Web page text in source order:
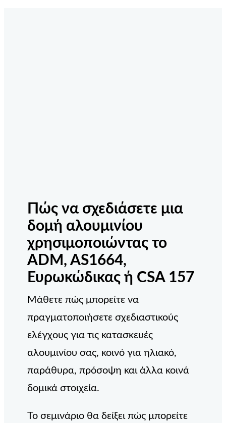
Πώς να σχεδιάσετε μια
δομή αλουμινίου
χρησιμοποιώντας το
ADM, AS1664,
Ευρωκώδικας ή CSA 157
Μάθετε πώς μπορείτε να
πραγματοποιήσετε σχεδιαστικούς
ελέγχους για τις κατασκευές
αλουμινίου σας, κοινό για ηλιακό,
παράθυρα, πρόσοψη και άλλα κοινά
δομικά στοιχεία.
Το σεμινάριο θα δείξει πώς μπορείτε